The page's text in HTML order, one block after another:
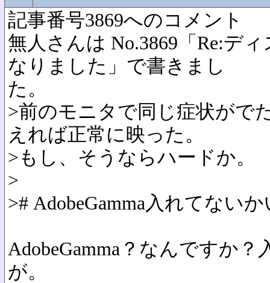
記事番号3869へのコメント
無人さんは No.3869「Re:デ
なりました」で書きまし
た。
>前のモニタで同じ症状がで
えれば正常に映った。
>もし、そうならハードか。
>
># AdobeGamma入れてない
AdobeGamma？なんですか
が。